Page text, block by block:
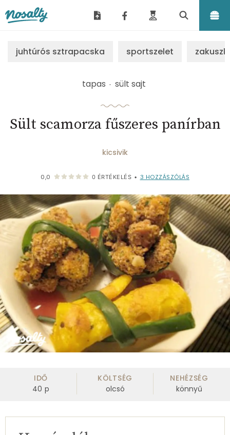
juhtúrós sztrapacska sportszelet
tapas sült sajt
Sült scamorza fűszeres panírban
kicsivik
0,0 0 ÉRTÉKELÉS • 3 HOZZÁSZÓLÁS
IDŐ
40 p
KÖLTSÉG
olcsó
NEHÉZSÉG
könnyű